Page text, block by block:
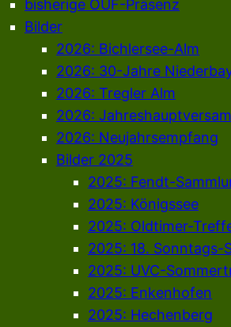
bisherige OUF-Präsenz
Bilder
2026: Bichlersee-Alm
2026: 30-Jahre
2026: Tregler Alm
2026:
2026: Neujahrsempfang
Bilder 2025
2025: Fendt-
2025: Königssee
2025: Oldtimer-
2025: 18. Sonntags-
2025: UVC-
2025: Enkenhofen
2025: Hechenberg